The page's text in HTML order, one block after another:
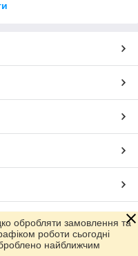
Prom.ua
обробляти замовлення та
роботи сьогодні
найближчим